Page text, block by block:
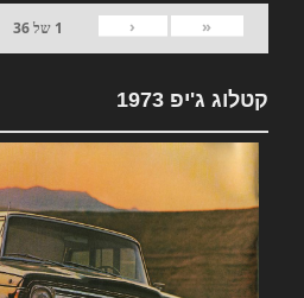
«
‹
1 של36
קטלוג ג'יפ 1973